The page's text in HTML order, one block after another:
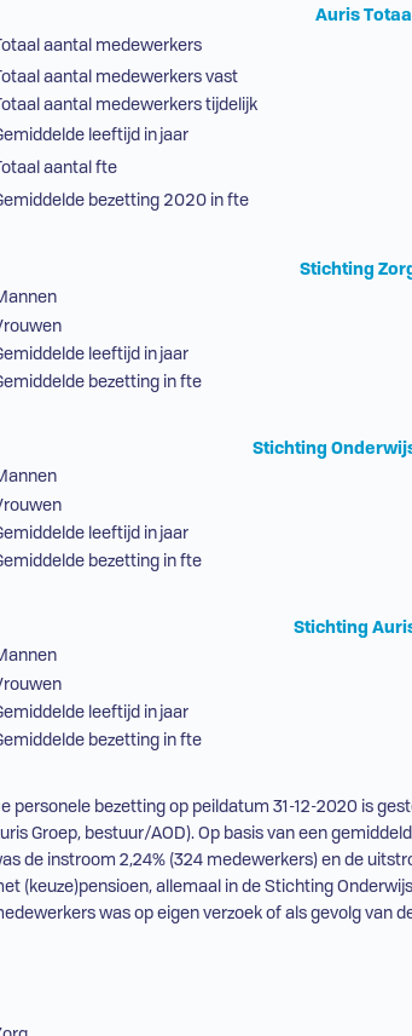
Auris Totaal
aantal medewerkers
aantal medewerkers vast
aantal medewerkers tijdelijk
leeftijd in jaar
aantal fte
bezetting 2020 in fte
Stichting
leeftijd in jaar
bezetting in fte
Stichting
leeftijd in jaar
bezetting in fte
Stichting
leeftijd in jaar
bezetting in fte
personele bezetting op peildatum 31-12-2020 is
Groep, bestuur/AOD). Op basis van een
de instroom 2,24% (324 medewerkers) en de
(keuze)pensioen, allemaal in de Stichting
was op eigen verzoek of als gevolg van